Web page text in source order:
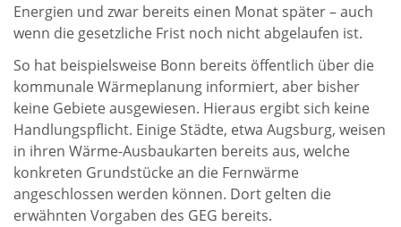
Energien und zwar bereits einen Monat später – auch
wenn die gesetzliche Frist noch nicht abgelaufen ist.
So hat beispielsweise Bonn bereits öffentlich über die
kommunale Wärmeplanung informiert, aber bisher
keine Gebiete ausgewiesen. Hieraus ergibt sich keine
Handlungspflicht. Einige Städte, etwa Augsburg, weisen
in ihren Wärme-Ausbaukarten bereits aus, welche
konkreten Grundstücke an die Fernwärme
angeschlossen werden können. Dort gelten die
erwähnten Vorgaben des GEG bereits.